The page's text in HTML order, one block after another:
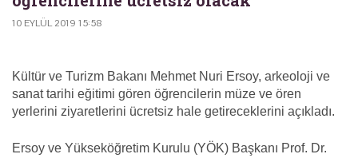
10 EYLÜL 2019 15:58
Kültür ve Turizm Bakanı Mehmet Nuri Ersoy, arkeoloji ve
sanat tarihi eğitimi gören öğrencilerin müze ve ören
yerlerini ziyaretlerini ücretsiz hale getireceklerini açıkladı.
Ersoy ve Yükseköğretim Kurulu (YÖK) Başkanı Prof. Dr.